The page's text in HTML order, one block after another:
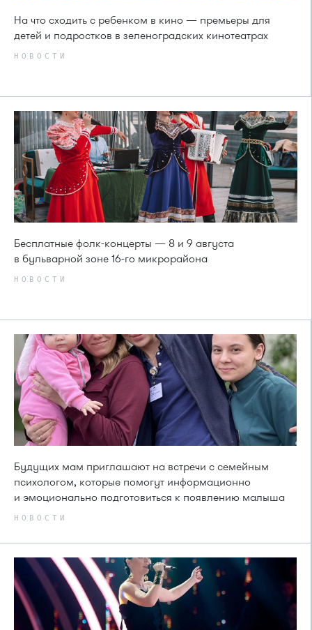
На что сходить с ребенком в кино — премьеры для
детей и подростков в зеленоградских кинотеатрах
НОВОСТИ
Бесплатные фолк-концерты — 8 и 9 августа
в бульварной зоне 16-го микрорайона
НОВОСТИ
Будущих мам приглашают на встречи с семейным
психологом, которые помогут информационно
и эмоционально подготовиться к появлению малыша
НОВОСТИ